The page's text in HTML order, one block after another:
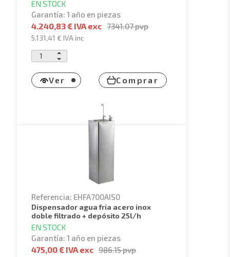
EN STOCK
Garantía: 1 año en piezas
4.240,83 € IVA exc 7341.07pvp
5.131,41 €IVA inc
Ver Comprar
Referencia: EHFA700AIS0
dispensador agua fria acero inox
doble filtrado + depósito 25l/h
EN STOCK
Garantía: 1 año en piezas
475,00 € IVA exc 986.15pvp